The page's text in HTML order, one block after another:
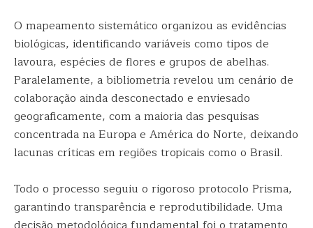
O mapeamento sistemático organizou as evidências
biológicas, identificando variáveis como tipos de
lavoura, espécies de flores e grupos de abelhas.
Paralelamente, a bibliometria revelou um cenário de
colaboração ainda desconectado e enviesado
geograficamente, com a maioria das pesquisas
concentrada na Europa e América do Norte, deixando
lacunas críticas em regiões tropicais como o Brasil.
Todo o processo seguiu o rigoroso protocolo Prisma,
garantindo transparência e reprodutibilidade. Uma